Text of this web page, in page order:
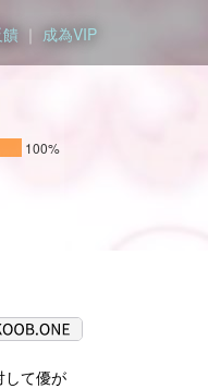
｜ 成為VIP
100%
して優が